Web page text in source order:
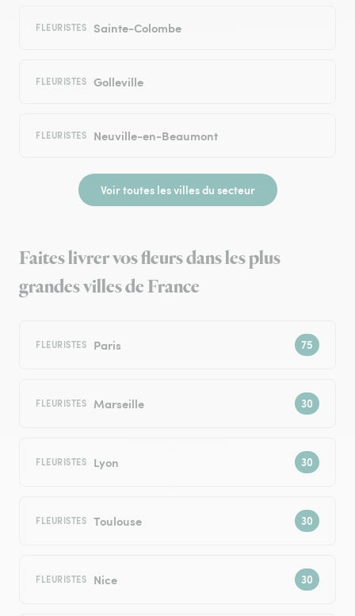
FLEURISTES Sainte-Colombe
FLEURISTES Golleville
FLEURISTES Neuville-en-Beaumont
Voir toutes les villes du secteur
Faites livrer vos fleurs dans les plus
grandes villes de France
FLEURISTES Paris
FLEURISTES Marseille
FLEURISTES Lyon
FLEURISTES Toulouse
FLEURISTES Nice